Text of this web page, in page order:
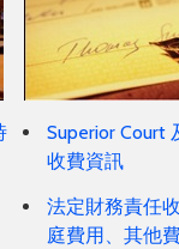
Superior Court
收費資訊
法定財務責任
庭費用、其他